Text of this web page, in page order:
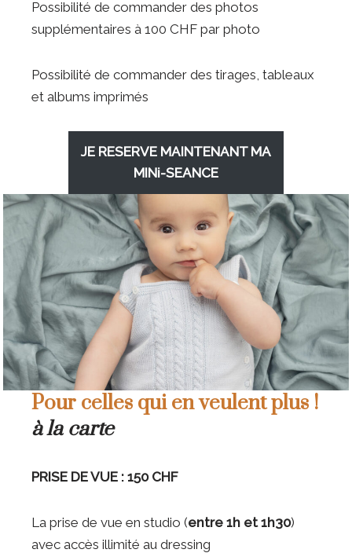
Possibilité de commander des photos
supplémentaires à 100 CHF par photo
Possibilité de commander des tirages, tableaux
et albums imprimés
JE RESERVE MAINTENANT MA
MINi-SEANCE
Pour celles qui en veulent plus !
à la carte
PRISE DE VUE : 150 CHF
La prise de vue en studio (entre 1h et 1h30)
avec accès illimité au dressing